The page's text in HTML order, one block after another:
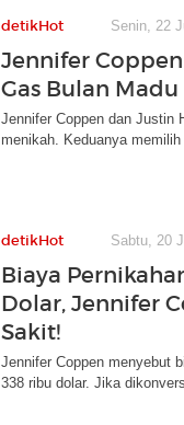
detikHot Senin, 22
Jennifer
Gas Bulan
Jennifer Coppen dan Justin
menikah. Keduanya memilih
detikHot Sabtu, 20
Biaya
Dolar, Jennifer
Sakit!
Jennifer Coppen menyebut
338 ribu dolar. Jika